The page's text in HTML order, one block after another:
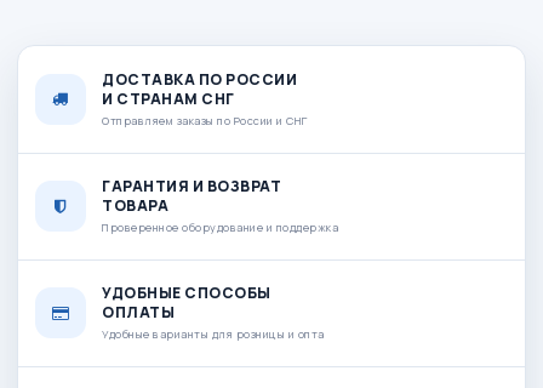
ДОСТАВКА ПО РОССИИ
И СТРАНАМ СНГ
Отправляем заказы по России и СНГ
ГАРАНТИЯ И ВОЗВРАТ
ТОВАРА
Проверенное оборудование и поддержка
УДОБНЫЕ СПОСОБЫ
ОПЛАТЫ
Удобные варианты для розницы и опта